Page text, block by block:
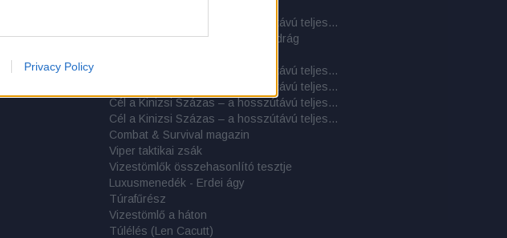
Privacy Policy
Cél a Kinizsi Százas – a hosszútávú teljesítménytúrázás titkai: 5. rész - További beszámolók
Propper Public Safety Tactical nadrág
Cél a Kinizsi Százas – a hosszútávú teljesítménytúrázás titkai: 4. rész - Túrabeszámolók
Cél a Kinizsi Százas – a hosszútávú teljesítménytúrázás titkai: 3. rész – A rajtvonaltól a beérkezésig: a hosszútávú túra gyakorlata
Cél a Kinizsi Százas – a hosszútávú teljesítménytúrázás titkai: 2. rész – A felszerelés
Cél a Kinizsi Százas – a hosszútávú teljesítménytúrázás titkai: 1. rész – A felkészülés
Combat & Survival magazin
Viper taktikai zsák
Vizestömlők összehasonlító tesztje
Luxusmenedék - Erdei ágy
Túrafűrész
Vizestömlő a háton
Túlélés (Len Cacutt)